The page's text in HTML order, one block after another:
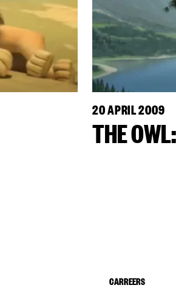
20 APRIL 2009
THE
CARREERS